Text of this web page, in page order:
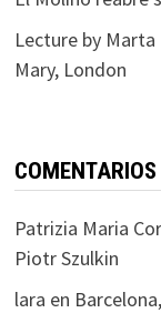
Lecture by
Mary, London
COMENTARIOS
Patrizia Maria
Piotr Szulkin
lara en